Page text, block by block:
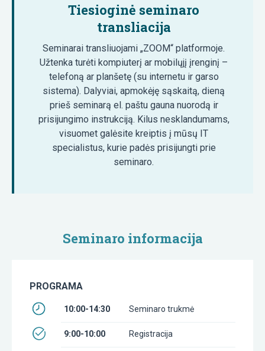
Tiesioginė seminaro
transliacija
Seminarai transliuojami „ZOOM“ platformoje.
Užtenka turėti kompiuterį ar mobilųjį įrenginį –
telefoną ar planšetę (su internetu ir garso
sistema). Dalyviai, apmokėję sąskaitą, dieną
prieš seminarą el. paštu gauna nuorodą ir
prisijungimo instrukciją. Kilus nesklandumams,
visuomet galėsite kreiptis į mūsų IT
specialistus, kurie padės prisijungti prie
seminaro.
Seminaro informacija
PROGRAMA
10:00-14:30 Seminaro trukmė
9:00-10:00 Registracija